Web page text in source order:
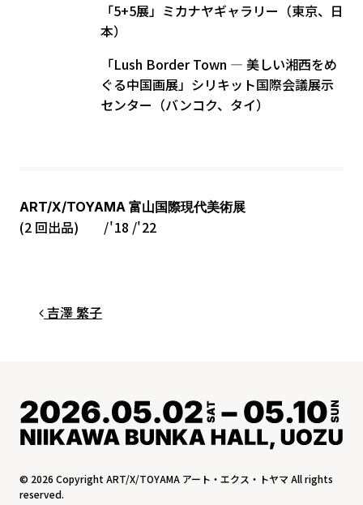
「5+5展」ミカナヤギャラリー（東京、日
本）
「Lush Border Town ― 美しい湘西をめ
ぐる中国画展」シリキット国際会議展示
センター（バンコク、タイ）
ART/X/TOYAMA 富山国際現代美術展
(2 回出品) 18 22
投稿ナビゲーション
吉澤 繁子
© 2026 Copyright ART/X/TOYAMA アート・エクス・トヤマ All rights
reserved.